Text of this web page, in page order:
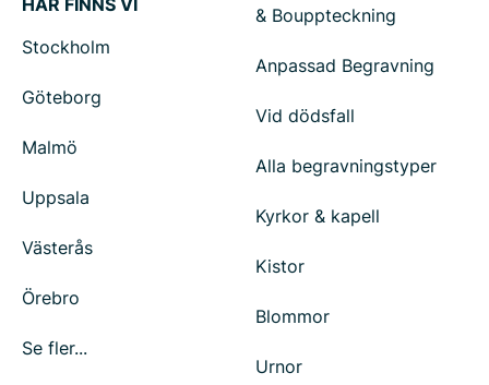
Stockholm
Göteborg
Malmö
Uppsala
Västerås
Örebro
Se fler...
& Bouppteckning
Anpassad Begravning
Vid dödsfall
Alla begravningstyper
Kyrkor & kapell
Kistor
Blommor
Urnor